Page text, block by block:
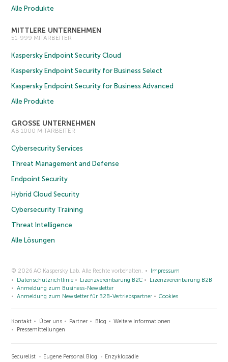
Alle Produkte
MITTLERE UNTERNEHMEN
51-999 MITARBEITER
Kaspersky Endpoint Security Cloud
Kaspersky Endpoint Security for Business Select
Kaspersky Endpoint Security for Business Advanced
Alle Produkte
GROSSE UNTERNEHMEN
AB 1000 MITARBEITER
Cybersecurity Services
Threat Management and Defense
Endpoint Security
Hybrid Cloud Security
Cybersecurity Training
Threat Intelligence
Alle Lösungen
© 2026 AO Kaspersky Lab. Alle Rechte vorbehalten.
Impressum
Datenschutzrichtlinie
Lizenzvereinbarung B2C
Lizenzvereinbarung B2B
Anmeldung zum Business-Newsletter
Anmeldung zum Newsletter für B2B-Vertriebspartner
Cookies
Kontakt Über uns Partner Blog
Weitere Informationen
Pressemitteilungen
Securelist Eugene Personal Blog Enzyklopädie